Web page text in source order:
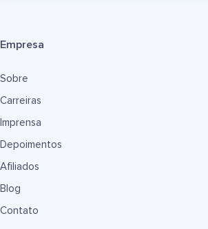
Empresa
Sobre
Carreiras
Imprensa
Depoimentos
Afiliados
Blog
Contato